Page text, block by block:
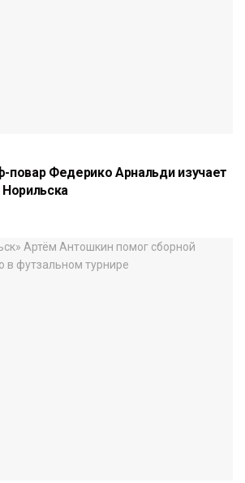
повар Федерико Арнальди изучает